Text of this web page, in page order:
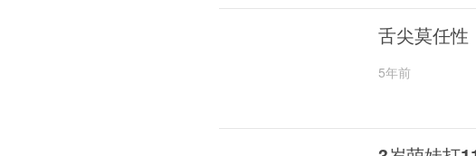
舌尖莫任性
5年前